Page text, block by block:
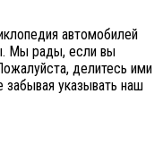
Мы рады, если вы
делитесь ими
забывая указывать наш